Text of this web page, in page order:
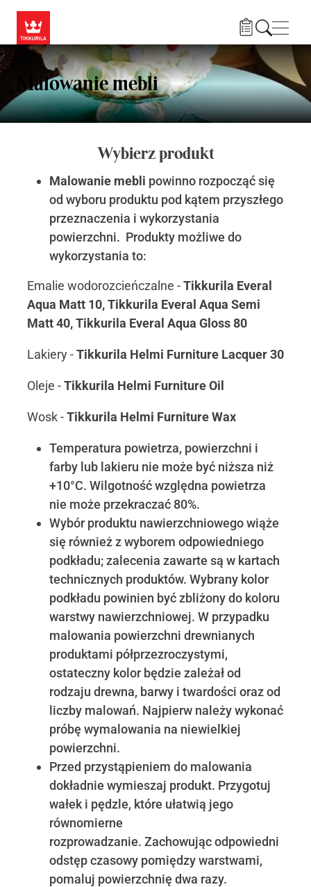
Malowanie mebli
Wybierz produkt
Malowanie mebli powinno rozpocząć się
od wyboru produktu pod kątem przyszłego
przeznaczenia i wykorzystania
powierzchni. Produkty możliwe do
wykorzystania to:
Emalie wodorozcieńczalne -Tikkurila Everal
Aqua Matt 10, Tikkurila Everal Aqua Semi
Matt 40, Tikkurila Everal Aqua Gloss 80
Lakiery -Tikkurila Helmi Furniture Lacquer 30
Oleje -Tikkurila Helmi Furniture Oil
Wosk -Tikkurila Helmi Furniture Wax
Temperatura powietrza, powierzchni i
farby lub lakieru nie może być niższa niż
+10°C. Wilgotność względna powietrza
nie może przekraczać 80%.
Wybór produktu nawierzchniowego wiąże
się również z wyborem odpowiedniego
podkładu; zalecenia zawarte są w kartach
technicznych produktów. Wybrany kolor
podkładu powinien być zbliżony do koloru
warstwy nawierzchniowej. W przypadku
malowania powierzchni drewnianych
produktami półprzezroczystymi,
ostateczny kolor będzie zależał od
rodzaju drewna, barwy i twardości oraz od
liczby malowań. Najpierw należy wykonać
próbę wymalowania na niewielkiej
powierzchni.
Przed przystąpieniem do malowania
dokładnie wymieszaj produkt. Przygotuj
wałek i pędzle, które ułatwią jego
równomierne
rozprowadzanie. Zachowując odpowiedni
odstęp czasowy pomiędzy warstwami,
pomaluj powierzchnię dwa razy.